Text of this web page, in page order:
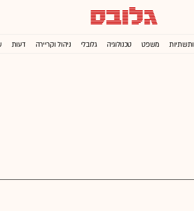
ותשתיות משפט טכנולוגיה גלובלי ניהול וקריירה דעות